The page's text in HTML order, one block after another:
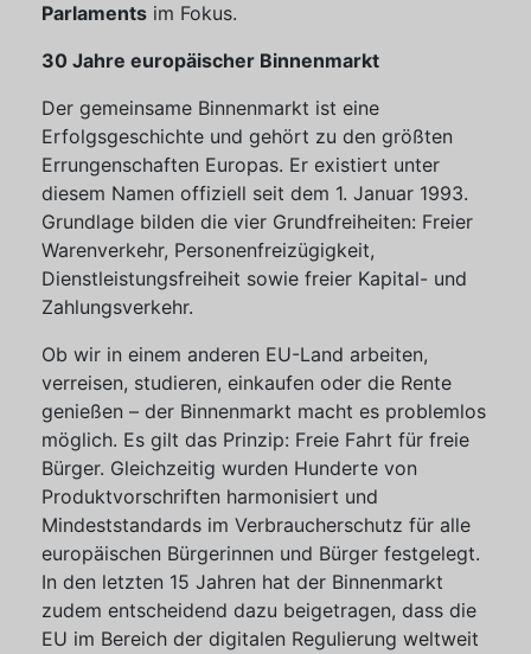
Parlaments im Fokus.
30 Jahre europäischer Binnenmarkt
Der gemeinsame Binnenmarkt ist eine
Erfolgsgeschichte und gehört zu den größten
Errungenschaften Europas. Er existiert unter
diesem Namen offiziell seit dem 1. Januar 1993.
Grundlage bilden die vier Grundfreiheiten: Freier
Warenverkehr, Personenfreizügigkeit,
Dienstleistungsfreiheit sowie freier Kapital- und
Zahlungsverkehr.
Ob wir in einem anderen EU-Land arbeiten,
verreisen, studieren, einkaufen oder die Rente
genießen – der Binnenmarkt macht es problemlos
möglich. Es gilt das Prinzip: Freie Fahrt für freie
Bürger. Gleichzeitig wurden Hunderte von
Produktvorschriften harmonisiert und
Mindeststandards im Verbraucherschutz für alle
europäischen Bürgerinnen und Bürger festgelegt.
In den letzten 15 Jahren hat der Binnenmarkt
zudem entscheidend dazu beigetragen, dass die
EU im Bereich der digitalen Regulierung weltweit